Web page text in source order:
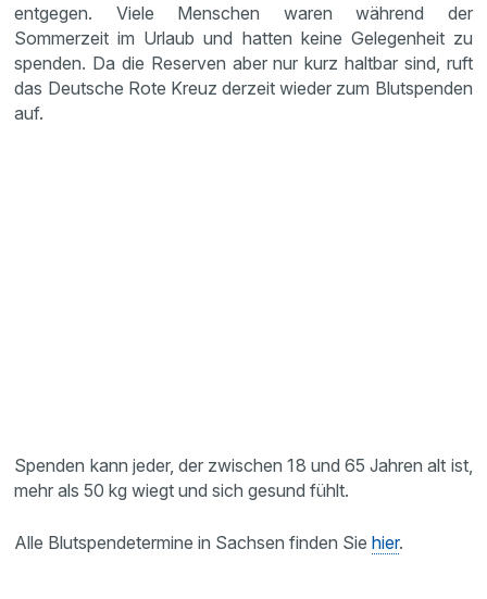
entgegen. Viele Menschen waren während der
Sommerzeit im Urlaub und hatten keine Gelegenheit zu
spenden. Da die Reserven aber nur kurz haltbar sind, ruft
das Deutsche Rote Kreuz derzeit wieder zum Blutspenden
auf.
Spenden kann jeder, der zwischen 18 und 65 Jahren alt ist,
mehr als 50 kg wiegt und sich gesund fühlt.
Alle Blutspendetermine in Sachsen finden Siehier.